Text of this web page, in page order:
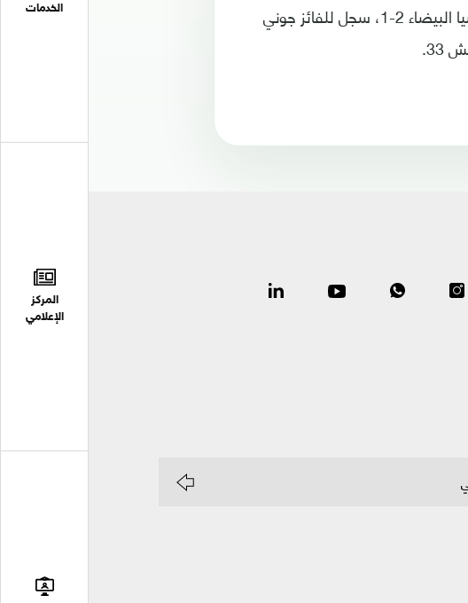
الخدمات
المركز
الإعلامي
وفي لقاء آخر من المجموعة ذاتها فازت أيرلندا الشمالية على ضيفتها روسيا البيضاء 2-1، سجل للفائز جوني